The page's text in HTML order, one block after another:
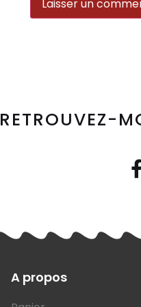
RETROUVEZ-
A propos